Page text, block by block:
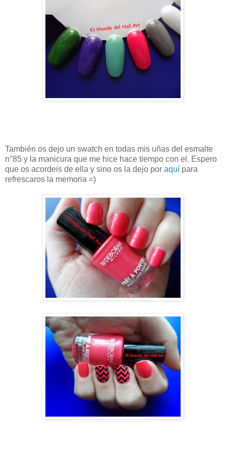
También os dejo un swatch en todas mis uñas del esmalte
n°85 y la manicura que me hice hace tiempo con el. Espero
que os acordeis de ella y sino os la dejo por aquí para
refrescaros la memoria =)